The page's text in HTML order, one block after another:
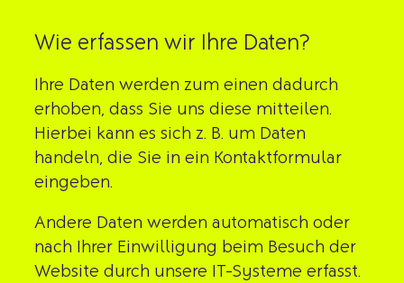
Wie erfassen wir Ihre Daten?
Ihre Daten werden zum einen dadurch
erhoben, dass Sie uns diese mitteilen.
Hierbei kann es sich z. B. um Daten
handeln, die Sie in ein Kontaktformular
eingeben.
Andere Daten werden automatisch oder
nach Ihrer Einwilligung beim Besuch der
Website durch unsere IT-Systeme erfasst.